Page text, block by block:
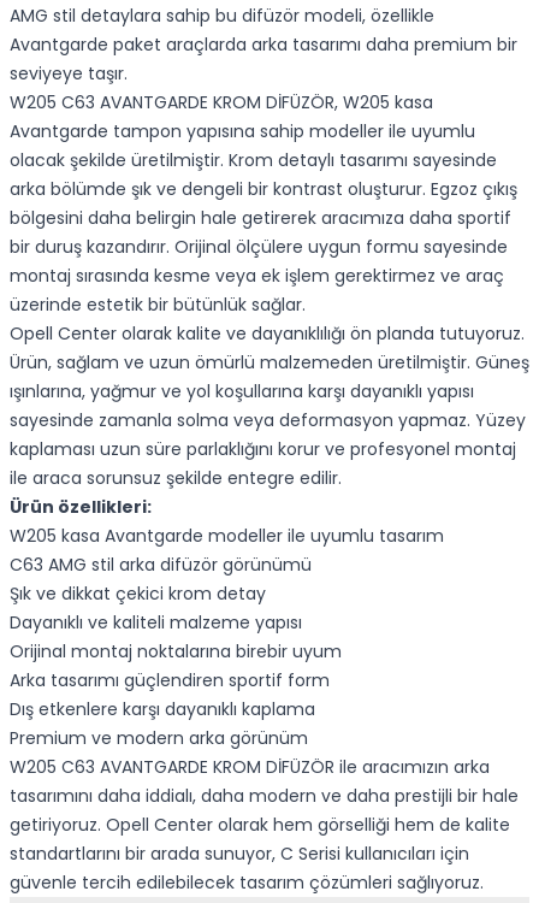
AMG stil detaylara sahip bu difüzör modeli, özellikle
Avantgarde paket araçlarda arka tasarımı daha premium bir
seviyeye taşır.
W205 C63 AVANTGARDE KROM DİFÜZÖR, W205 kasa
Avantgarde tampon yapısına sahip modeller ile uyumlu
olacak şekilde üretilmiştir. Krom detaylı tasarımı sayesinde
arka bölümde şık ve dengeli bir kontrast oluşturur. Egzoz çıkış
bölgesini daha belirgin hale getirerek aracımıza daha sportif
bir duruş kazandırır. Orijinal ölçülere uygun formu sayesinde
montaj sırasında kesme veya ek işlem gerektirmez ve araç
üzerinde estetik bir bütünlük sağlar.
Opell Center olarak kalite ve dayanıklılığı ön planda tutuyoruz.
Ürün, sağlam ve uzun ömürlü malzemeden üretilmiştir. Güneş
ışınlarına, yağmur ve yol koşullarına karşı dayanıklı yapısı
sayesinde zamanla solma veya deformasyon yapmaz. Yüzey
kaplaması uzun süre parlaklığını korur ve profesyonel montaj
ile araca sorunsuz şekilde entegre edilir.
Ürün özellikleri:
W205 kasa Avantgarde modeller ile uyumlu tasarım
C63 AMG stil arka difüzör görünümü
Şık ve dikkat çekici krom detay
Dayanıklı ve kaliteli malzeme yapısı
Orijinal montaj noktalarına birebir uyum
Arka tasarımı güçlendiren sportif form
Dış etkenlere karşı dayanıklı kaplama
Premium ve modern arka görünüm
W205 C63 AVANTGARDE KROM DİFÜZÖR ile aracımızın arka
tasarımını daha iddialı, daha modern ve daha prestijli bir hale
getiriyoruz. Opell Center olarak hem görselliği hem de kalite
standartlarını bir arada sunuyor, C Serisi kullanıcıları için
güvenle tercih edilebilecek tasarım çözümleri sağlıyoruz.